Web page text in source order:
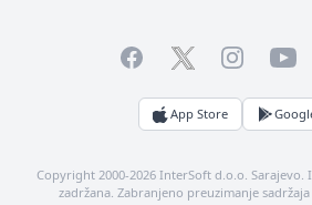
FacebookTwitterInstagram
App Store
Copyright 2000-2026 InterSoft d.o.o. Sarajevo.
zadržana. Zabranjeno preuzimanje